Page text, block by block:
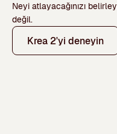
Neyi atlayacağınızı
değil.
Krea 2'yi deneyin